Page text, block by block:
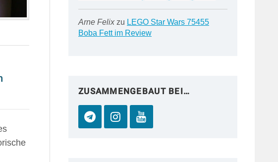
Arne Felixzu LEGO Star Wars 75455
Boba Fett im Review
ZUSAMMENGEBAUT BEI…